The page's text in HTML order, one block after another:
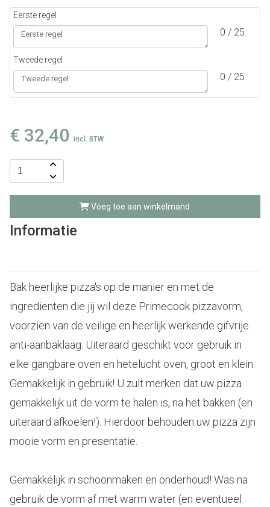
Eerste regel
0 / 25
Tweede regel
0 / 25
€ 32,40 incl. BTW
Voeg toe aan winkelmand
Informatie
Bak heerlijke pizza's op de manier en met de
ingredienten die jij wil deze Primecook pizzavorm,
voorzien van de veilige en heerlijk werkende gifvrije
anti-aanbaklaag. Uiteraard geschikt voor gebruik in
elke gangbare oven en hetelucht oven, groot en klein.
Gemakkelijk in gebruik! U zult merken dat uw pizza
gemakkelijk uit de vorm te halen is, na het bakken (en
uiteraard afkoelen!). Hierdoor behouden uw pizza zijn
mooie vorm en presentatie.
Gemakkelijk in schoonmaken en onderhoud! Was na
gebruik de vorm af met warm water (en eventueel